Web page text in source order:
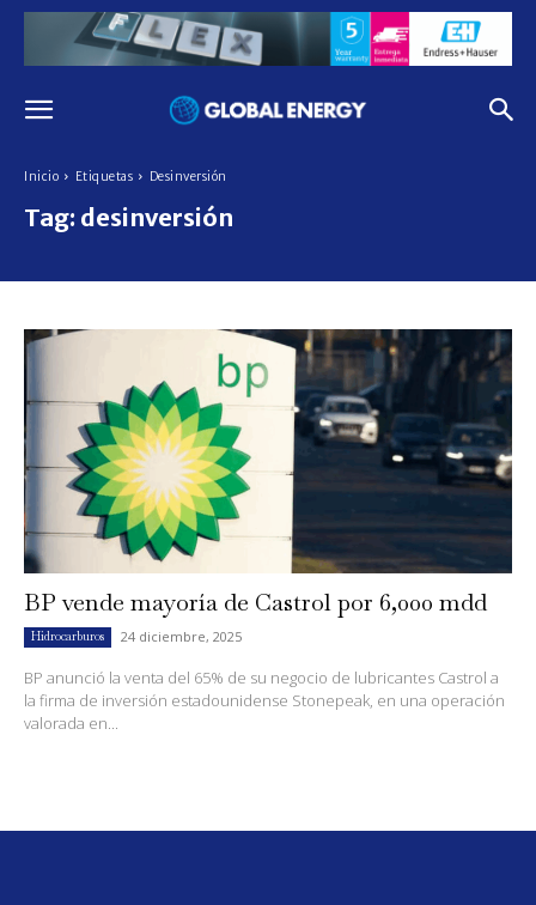
Inicio Etiquetas Desinversión
Tag: desinversión
BP vende mayoría de Castrol por 6,000 mdd
Hidrocarburos 24 diciembre, 2025
BP anunció la venta del 65% de su negocio de lubricantes Castrol a
la firma de inversión estadounidense Stonepeak, en una operación
valorada en...